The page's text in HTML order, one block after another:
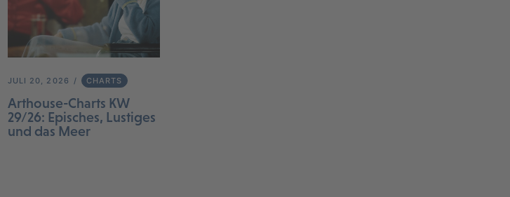
JULI 20, 2026 CHARTS
Arthouse-Charts KW
29/26: Episches, Lustiges
und das Meer